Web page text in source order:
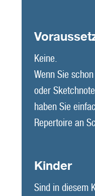
Keine.
Wenn Sie
oder
haben Sie
Repertoire an
Kinder
Sind in diesem